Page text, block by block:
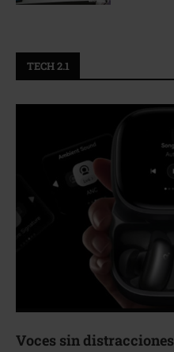
TECH 2.1
Voces sin distracciones